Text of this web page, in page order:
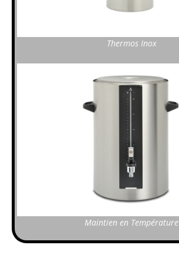
Thermos Inox
Maintien en Température